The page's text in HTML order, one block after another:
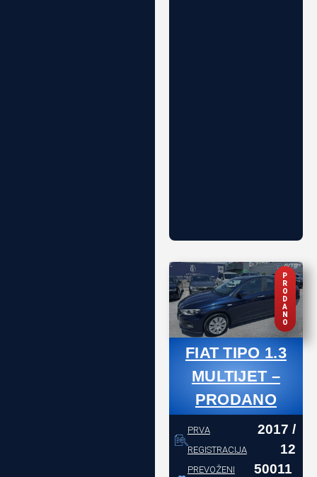
P
R
O
D
A
N
O
FIAT TIPO 1.3
MULTIJET –
PRODANO
PRVA
REGISTRACIJA
2017 /
12
PREVOŽENI
50011